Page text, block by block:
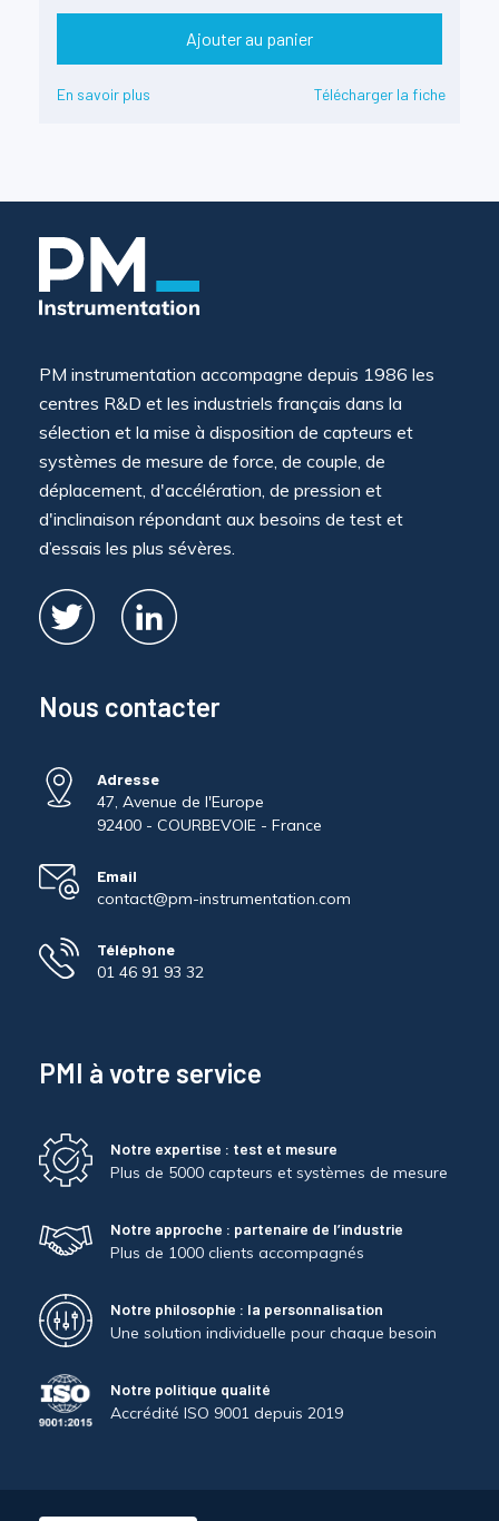
Ajouter au panier
En savoir plus Télécharger la fiche
PM instrumentation accompagne depuis 1986 les
centres R&D et les industriels français dans la
sélection et la mise à disposition de capteurs et
systèmes de mesure de force, de couple, de
déplacement, d'accélération, de pression et
d'inclinaison répondant aux besoins de test et
d’essais les plus sévères.
Nous contacter
Adresse
47, Avenue de l'Europe
92400 - COURBEVOIE - France
Email
contact@pm-instrumentation.com
Téléphone
01 46 91 93 32
PMI à votre service
Notre expertise : test et mesure
Plus de 5000 capteurs et systèmes de mesure
Notre approche : partenaire de l’industrie
Plus de 1000 clients accompagnés
Notre philosophie : la personnalisation
Une solution individuelle pour chaque besoin
Notre politique qualité
Accrédité ISO 9001 depuis 2019